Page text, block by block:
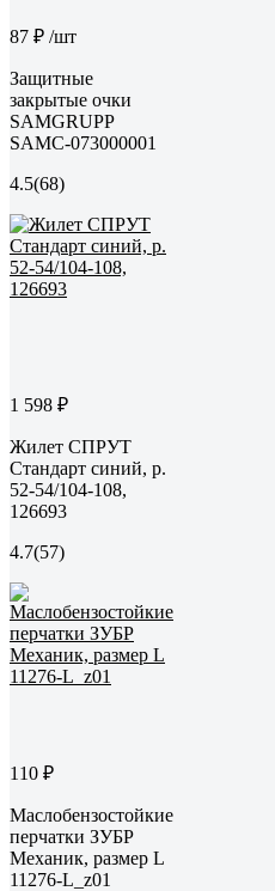
87 ₽ /шт
Защитные
закрытые очки
SAMGRUPP
SAMC-073000001
4.5(68)
1 598 ₽
Жилет СПРУТ
Стандарт синий, р.
52-54/104-108,
126693
4.7(57)
110 ₽
Маслобензостойкие
перчатки ЗУБР
Механик, размер L
11276-L_z01